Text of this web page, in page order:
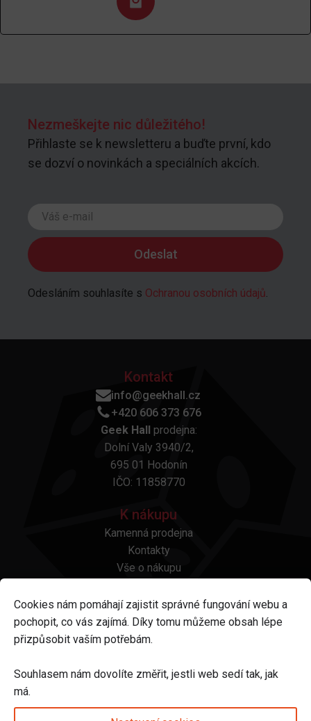
Nezmeškejte nic důležitého!
Přihlaste se k newsletteru a buďte první, kdo
se dozví o novinkách a speciálních akcích.
Odesláním souhlasíte s Ochranou osobních údajů.
Kontakt
info@geekhall.cz
+420 606 373 676
Geek Hall prodejna:
Dolní Valy 3940/2,
695 01 Hodonín
IČO: 11858770
K nákupu
Kamenná prodejna
Kontakty
Vše o nákupu
Platba a doprava
Reklamace a vrácení
Obchodní podmínky
Odstoupení od smlouvy
Sledujte nás na
Cookies nám pomáhají zajistit správné fungování webu a
pochopit, co vás zajímá. Díky tomu můžeme obsah lépe
přizpůsobit vaším potřebám.
Souhlasem nám dovolíte změřit, jestli web sedí tak, jak
má.